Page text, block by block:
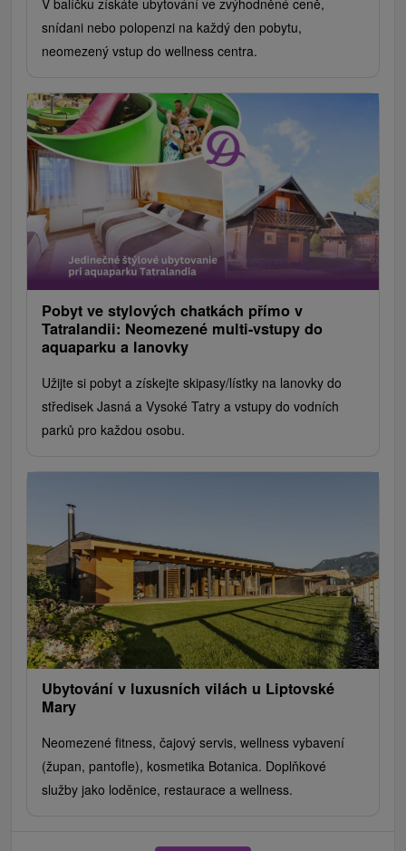
V balíčku získáte ubytování ve zvýhodněné ceně,
snídani nebo polopenzi na každý den pobytu,
neomezený vstup do wellness centra.
Pobyt ve stylových chatkách přímo v
Tatralandii: Neomezené multi-vstupy do
aquaparku a lanovky
Užijte si pobyt a získejte skipasy/lístky na lanovky do
středisek Jasná a Vysoké Tatry a vstupy do vodních
parků pro každou osobu.
Ubytování v luxusních vilách u Liptovské
Mary
Neomezené fitness, čajový servis, wellness vybavení
(župan, pantofle), kosmetika Botanica. Doplňkové
služby jako loděnice, restaurace a wellness.